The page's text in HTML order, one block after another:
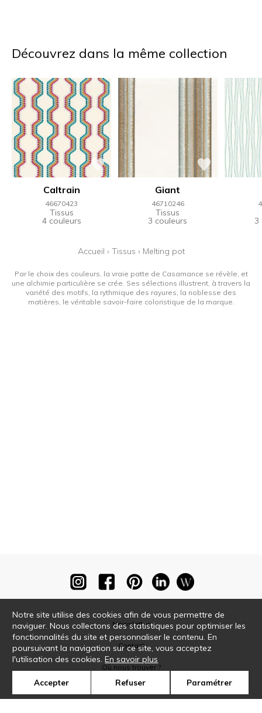
Découvrez dans la même collection
Caltrain
46670423
Tissus
4 couleurs
Giant
46710246
Tissus
3 couleurs 3
Accueil › Tissus › Melting pot
Par le choix des couleurs, la vraie patte de Casamance se révèle, et
une alchimie particulière se crée. Ses sélections illustrent, à travers la
variété des motifs, la rythmique des rayures, la noblesse des
matières, le véritable savoir-faire coloristique de la marque.
Newsletter
Contact
Où nous trouver ?
Notre site utilise des cookies afin de vous permettre de
naviguer. Nous collectons des statistiques pour optimiser les
fonctionnalités du site et personnaliser le contenu. En
poursuivant la navigation sur ce site, vous acceptez
l'utilisation des cookies.En savoir plus
Accepter Refuser Paramétrer